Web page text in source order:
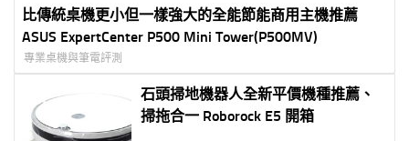
比傳統桌機更小但一樣強大的全能節能商用主機推薦
ASUS ExpertCenter P500 Mini Tower(P500MV)
專業桌機與筆電評測
石頭掃地機器人全新平價機種推薦、
掃拖合一 Roborock E5 開箱